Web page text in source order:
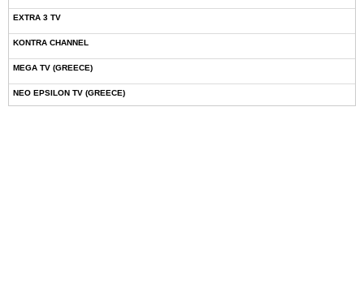
EXTRA 3 TV
KONTRA CHANNEL
MEGA TV (GREECE)
NEO EPSILON TV (GREECE)